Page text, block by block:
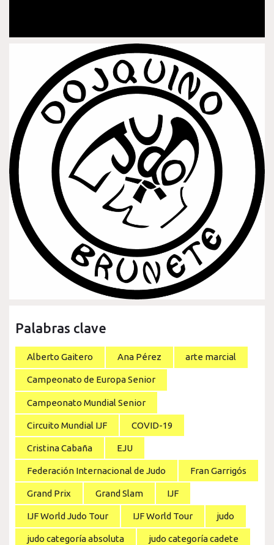
Palabras clave
Alberto Gaitero Ana Pérez arte marcial
Campeonato de Europa Senior
Campeonato Mundial Senior
Circuito Mundial IJF COVID-19
Cristina Cabaña EJU
Federación Internacional de Judo Fran Garrigós
Grand Prix Grand Slam IJF
IJF World Judo Tour IJF World Tour judo
judo categoría absoluta judo categoría cadete